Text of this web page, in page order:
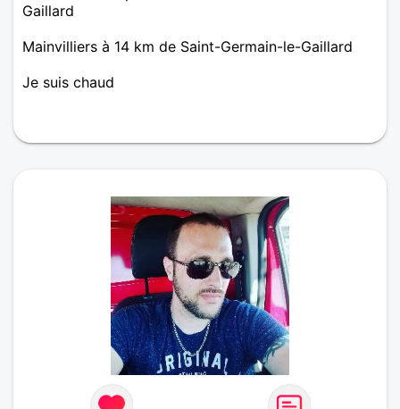
Gaillard
Mainvilliers à 14 km de Saint-Germain-le-Gaillard
Je suis chaud